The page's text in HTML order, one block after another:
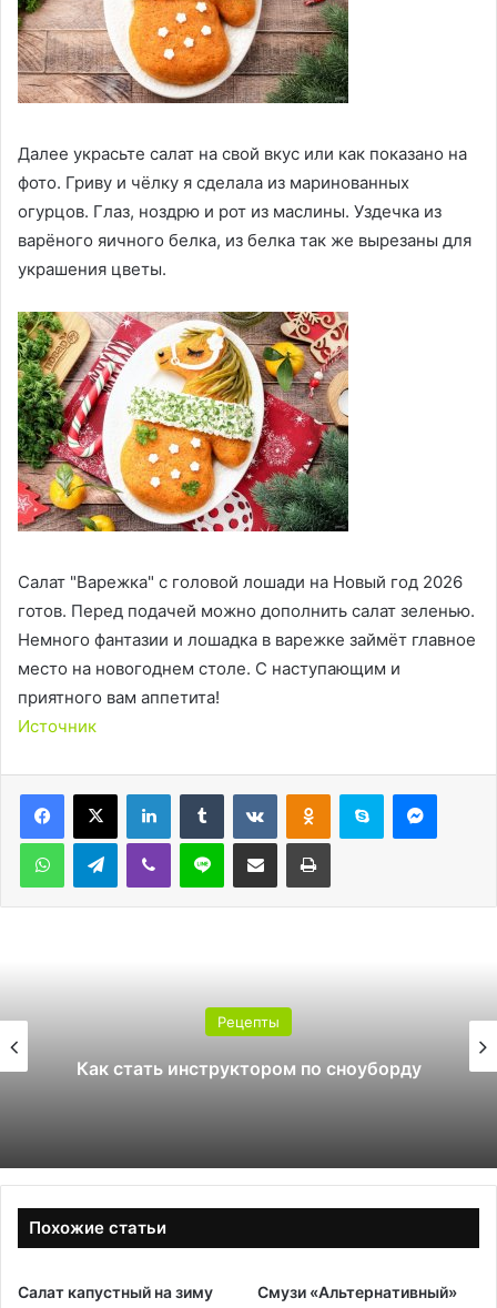
Далее украсьте салат на свой вкус или как показано на
фото. Гриву и чёлку я сделала из маринованных
огурцов. Глаз, ноздрю и рот из маслины. Уздечка из
варёного яичного белка, из белка так же вырезаны для
украшения цветы.
Салат "Варежка" с головой лошади на Новый год 2026
готов. Перед подачей можно дополнить салат зеленью.
Немного фантазии и лошадка в варежке займёт главное
место на новогоднем столе. С наступающим и
приятного вам аппетита!
Источник
LinkedInTumblr ВконтактеОдноклассники
Skype
WhatsAppTelegramViber Line Поделиться через электронную почту Печатать
Рецепты
Как стать инструктором по сноуборду
Похожие статьи
Салат капустный на зиму Смузи «Альтернативный»